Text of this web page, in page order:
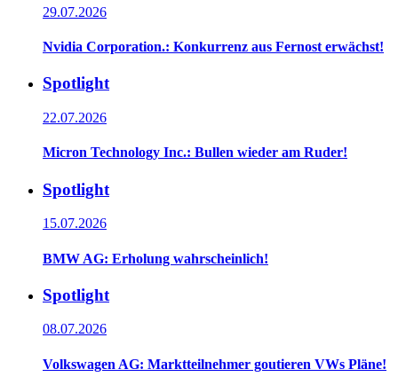
29.07.2026
Nvidia Corporation.: Konkurrenz aus Fernost erwächst!
Spotlight
22.07.2026
Micron Technology Inc.: Bullen wieder am Ruder!
Spotlight
15.07.2026
BMW AG: Erholung wahrscheinlich!
Spotlight
08.07.2026
Volkswagen AG: Marktteilnehmer goutieren VWs Pläne!